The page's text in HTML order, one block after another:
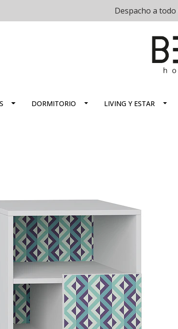
Despacho a todo
DORMITORIO LIVING Y ESTAR